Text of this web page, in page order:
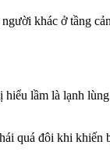
khác ở tầng
lầm là lạnh
quá đôi khi khiến